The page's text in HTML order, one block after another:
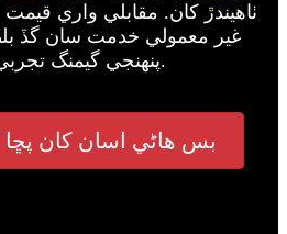
غير معمولي خدمت سان گڏ
پنهنجي گيمنگ تجربي کي وڌايو.
بس هاڻي اسان کان پڇا